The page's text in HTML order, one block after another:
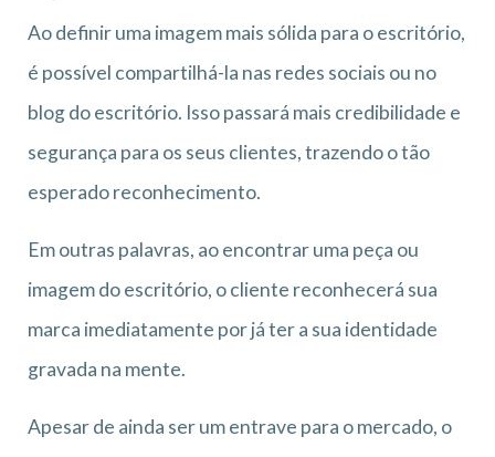
Ao definir uma imagem mais sólida para o escritório,
é possível compartilhá-la nas redes sociais ou no
blog do escritório. Isso passará mais credibilidade e
segurança para os seus clientes, trazendo o tão
esperado reconhecimento.
Em outras palavras, ao encontrar uma peça ou
imagem do escritório, o cliente reconhecerá sua
marca imediatamente por já ter a sua identidade
gravada na mente.
Apesar de ainda ser um entrave para o mercado, o